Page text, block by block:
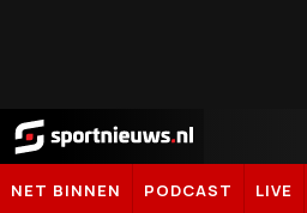
Sportnieuws.nl
NET BINNEN PODCAST LIVE